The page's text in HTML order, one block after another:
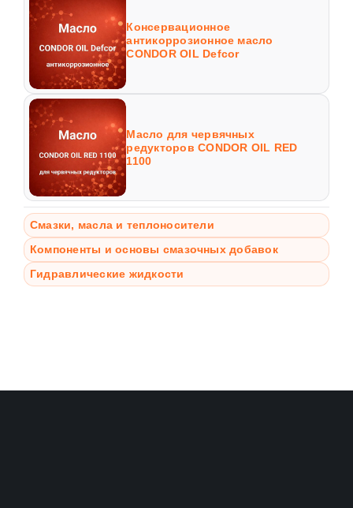
Консервационное
антикоррозионное масло
CONDOR OIL Defcor
Масло для червячных
редукторов CONDOR OIL RED
1100
Смазки, масла и теплоносители
Компоненты и основы смазочных добавок
Гидравлические жидкости